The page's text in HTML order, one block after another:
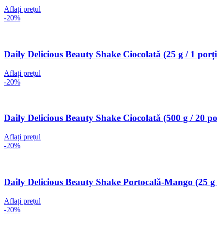
Aflați prețul
-20%
Daily Delicious Beauty Shake Ciocolată (25 g / 1
Aflați prețul
-20%
Daily Delicious Beauty Shake Ciocolată (500 g / 20
Aflați prețul
-20%
Daily Delicious Beauty Shake Portocală-Mango (25
Aflați prețul
-20%